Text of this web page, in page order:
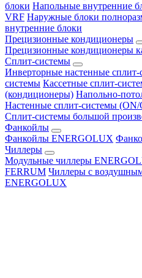
блоки Напольные внутренние
VRF Наружные блоки
внутренние блоки
Прецизионные кондиционеры
Прецизионные кондиционеры
Сплит-системы
Инверторные настенные сплит-
системы Кассетные сплит-
(кондиционеры) Напольно-
Настенные сплит-системы (ON/
Сплит-системы большой
Фанкойлы
Фанкойлы ENERGOLUX
Чиллеры
Модульные чиллеры
FERRUM Чиллеры с
ENERGOLUX